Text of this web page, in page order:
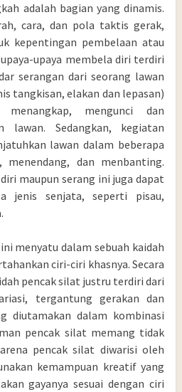
adalah bagian yang dinamis.
cara, dan pola taktis gerak,
kepentingan pembelaan atau
upaya membela diri terdiri
serangan dari seorang lawan
tangkisan, elakan dan lepasan)
mengunci dan
lawan. Sedangkan, kegiatan
lawan dalam beberapa
dan menbanting.
maupun serang ini juga dapat
jenis senjata, seperti pisau,
menyatu dalam sebuah kaidah
ciri-ciri khasnya. Secara
pencak silat justru terdiri dari
tergantung gerakan dan
diutamakan dalam kombinasi
pencak silat memang tidak
pencak silat diwarisi oleh
kemampuan kreatif yang
gayanya sesuai dengan ciri